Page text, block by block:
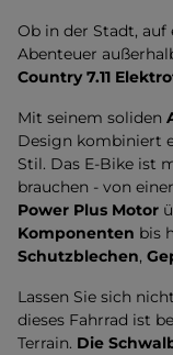
Ob in der Stadt,
Abenteuer
Country 7.11
Mit seinem soliden
Design kombiniert
Stil. Das E-Bike ist
brauchen - von
Power Plus Motor
Komponenten bis
Schutzblechen,
Lassen Sie sich
dieses Fahrrad ist
Terrain. Die